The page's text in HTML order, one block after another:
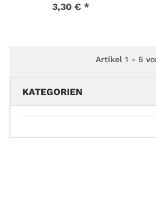
3,30 € *
Artikel 1 - 5
KATEGORIEN